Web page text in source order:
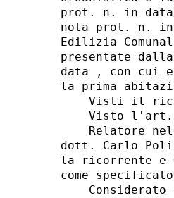
prot. n. in data
nota prot. n. in
Edilizia
presentate
data , con cui
la prima
Visti il
Visto
Relatore
dott. Carlo
la ricorrente e
come
Considerato